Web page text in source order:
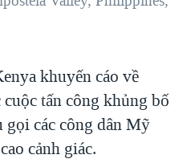
'BÊN THẮNG CUỘC'
NAM
VIỆT NAM
PHỦ VIỆT NAM
khuyến cáo về
tấn công khủng bố
các công dân Mỹ
cảnh giác.